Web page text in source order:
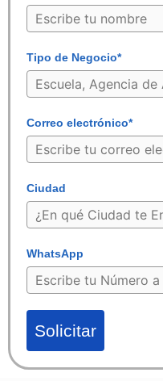
Tipo de Negocio*
Correo electrónico*
Ciudad
WhatsApp
Solicitar